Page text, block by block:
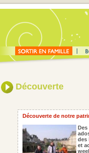
Découverte
Découverte de notre
Des
des
et